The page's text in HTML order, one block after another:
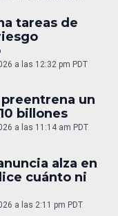
tareas de
a las 12:32 pm PDT
un
billones
a las 11:14 am PDT
alza en
cuánto ni
a las 2:11 pm PDT